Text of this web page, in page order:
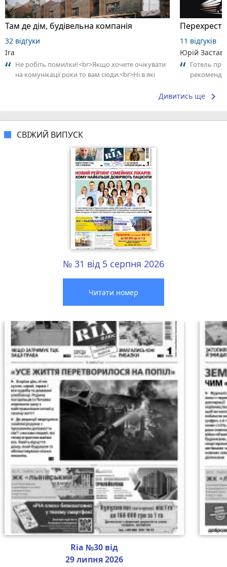
Там де дім, будівельна компанія
32 відгуки
Ira
Не робіть помилки!<br>Якщо хочете очікувати
на комунікації роки то вам сюди.<br>Ні в які
11 відгуків
Юрій
Готель
Дивитись ще keyboard_arrow_right
СВІЖИЙ ВИПУСК
№ 31 від 5 серпня 2026
Читати номер
Ria №30 від
29 липня 2026